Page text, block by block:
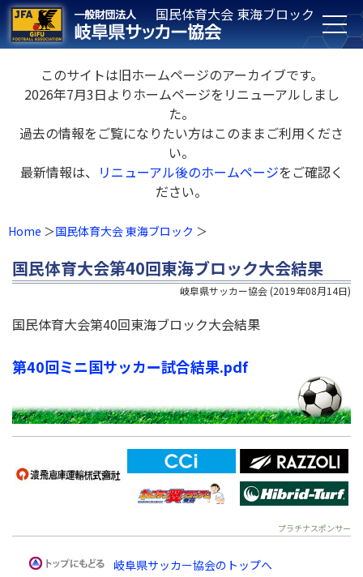
国民体育大会 東海ブロック
このサイトは旧ホームページのアーカイブです。
2026年7月3日よりホームページをリニューアルしまし
た。
過去の情報をご覧になりたい方はこのままご利用くださ
い。
最新情報は、 リニューアル後のホームページをご確認く
ださい。
Home 国民体育大会 東海ブロック
国民体育大会第40回東海ブロック大会結果
岐阜県サッカー協会 (2019年08月14日)
国民体育大会第40回東海ブロック大会結果
第40回ミニ国サッカー試合結果.pdf
プラチナスポンサー
岐阜県サッカー協会のトップへ